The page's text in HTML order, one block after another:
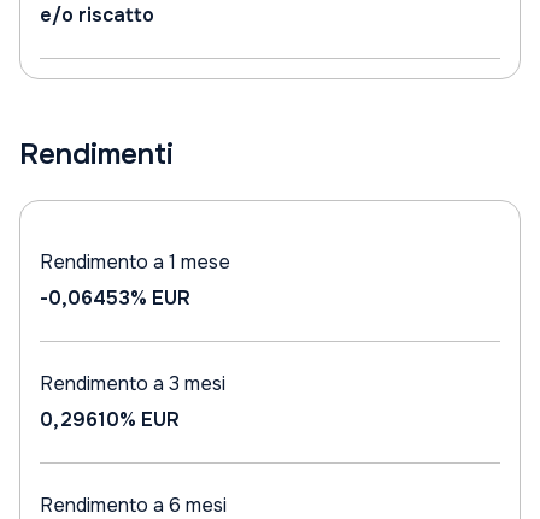
e/o riscatto
Rendimenti
Rendimento a 1 mese
-0,06453% EUR
Rendimento a 3 mesi
0,29610% EUR
Rendimento a 6 mesi